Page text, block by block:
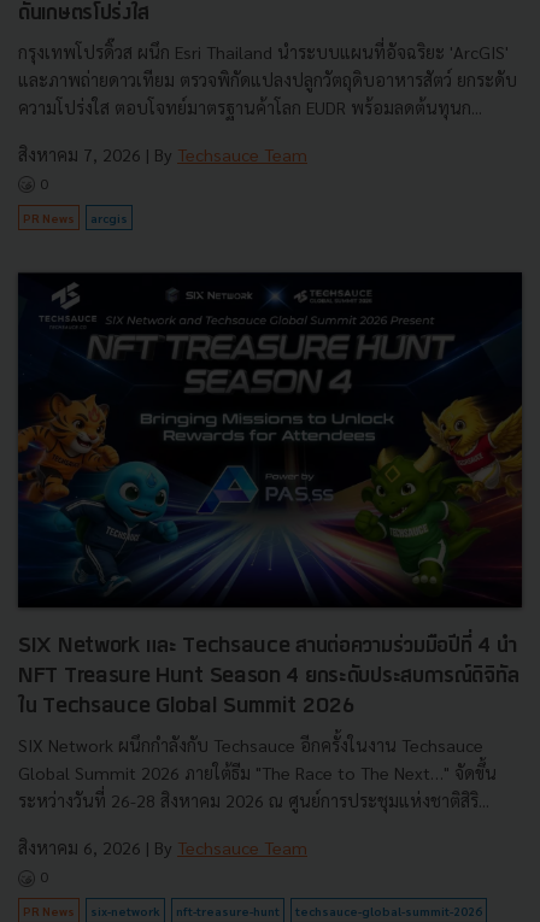
ดันเกษตรโปร่งใส
กรุงเทพโปรดิ๊วส ผนึก Esri Thailand นำระบบแผนที่อัจฉริยะ 'ArcGIS'
และภาพถ่ายดาวเทียม ตรวจพิกัดแปลงปลูกวัตถุดิบอาหารสัตว์ ยกระดับ
ความโปร่งใส ตอบโจทย์มาตรฐานค้าโลก EUDR พร้อมลดต้นทุนก...
สิงหาคม 7, 2026 | By Techsauce Team
0
PR News arcgis
SIX Network และ Techsauce สานต่อความร่วมมือปีที่ 4 นำ
NFT Treasure Hunt Season 4 ยกระดับประสบการณ์ดิจิทัล
ใน Techsauce Global Summit 2026
SIX Network ผนึกกำลังกับ Techsauce อีกครั้งในงาน Techsauce
Global Summit 2026 ภายใต้ธีม "The Race to The Next…" จัดขึ้น
ระหว่างวันที่ 26-28 สิงหาคม 2026 ณ ศูนย์การประชุมแห่งชาติสิริ...
สิงหาคม 6, 2026 | By Techsauce Team
0
PR News six-network nft-treasure-hunt techsauce-global-summit-2026